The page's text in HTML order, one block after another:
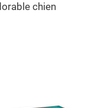
chien